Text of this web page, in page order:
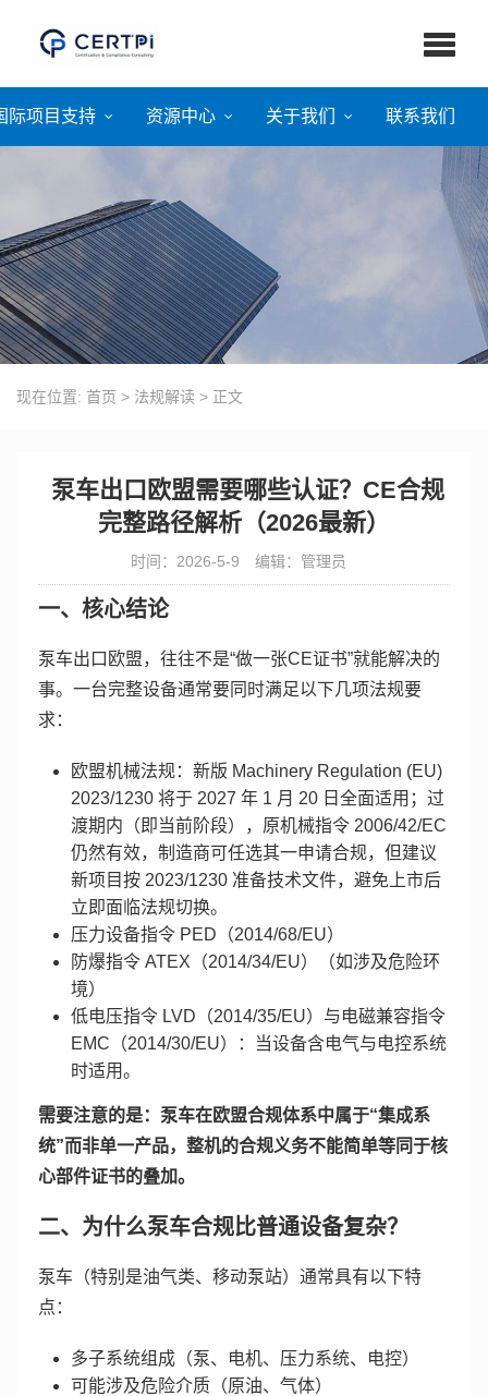
际项目支持 资源中心 关于我们 联系我们
现在位置: 首页 > 法规解读 > 正文
泵车出口欧盟需要哪些认证？CE合规
完整路径解析（2026最新）
时间：2026-5-9 编辑：管理员
一、核心结论
泵车出口欧盟，往往不是“做一张CE证书”就能解决的
事。一台完整设备通常要同时满足以下几项法规要
求：
欧盟机械法规：新版 Machinery Regulation (EU)
2023/1230 将于 2027 年 1 月 20 日全面适用；过
渡期内（即当前阶段），原机械指令 2006/42/EC
仍然有效，制造商可任选其一申请合规，但建议
新项目按 2023/1230 准备技术文件，避免上市后
立即面临法规切换。
压力设备指令 PED（2014/68/EU）
防爆指令 ATEX（2014/34/EU）（如涉及危险环
境）
低电压指令 LVD（2014/35/EU）与电磁兼容指令
EMC（2014/30/EU）：当设备含电气与电控系统
时适用。
需要注意的是：泵车在欧盟合规体系中属于“集成系
统”而非单一产品，整机的合规义务不能简单等同于核
心部件证书的叠加。
二、为什么泵车合规比普通设备复杂？
泵车（特别是油气类、移动泵站）通常具有以下特
点：
多子系统组成（泵、电机、压力系统、电控）
可能涉及危险介质（原油、气体）